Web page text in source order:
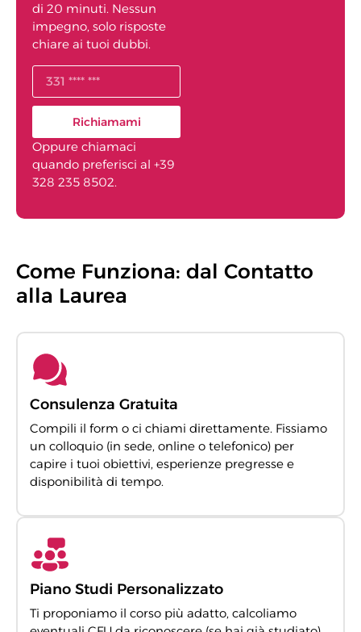
di 20 minuti. Nessun
impegno, solo risposte
chiare ai tuoi dubbi.
Richiamami
Oppure chiamaci
quando preferisci al +39
328 235 8502.
Come Funziona: dal Contatto
alla Laurea
Consulenza Gratuita
Compili il form o ci chiami direttamente. Fissiamo
un colloquio (in sede, online o telefonico) per
capire i tuoi obiettivi, esperienze pregresse e
disponibilità di tempo.
Piano Studi Personalizzato
Ti proponiamo il corso più adatto, calcoliamo